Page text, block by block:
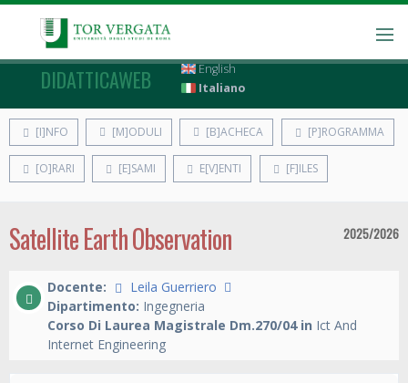
DIDATTICAWEB
English
Italiano
[I]NFO [M]ODULI [B]ACHECA [P]ROGRAMMA
[O]RARI [E]SAMI E[V]ENTI [F]ILES
Satellite Earth Observation 2025/2026
Docente:
Leila Guerriero
Dipartimento: Ingegneria
Corso Di Laurea Magistrale Dm.270/04 in Ict And
Internet Engineering